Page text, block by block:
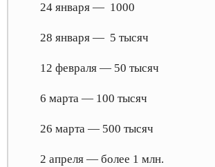
24 января — 1000
28 января — 5 тысяч
12 февраля — 50 тысяч
6 марта — 100 тысяч
26 марта — 500 тысяч
2 апреля — более 1 млн.